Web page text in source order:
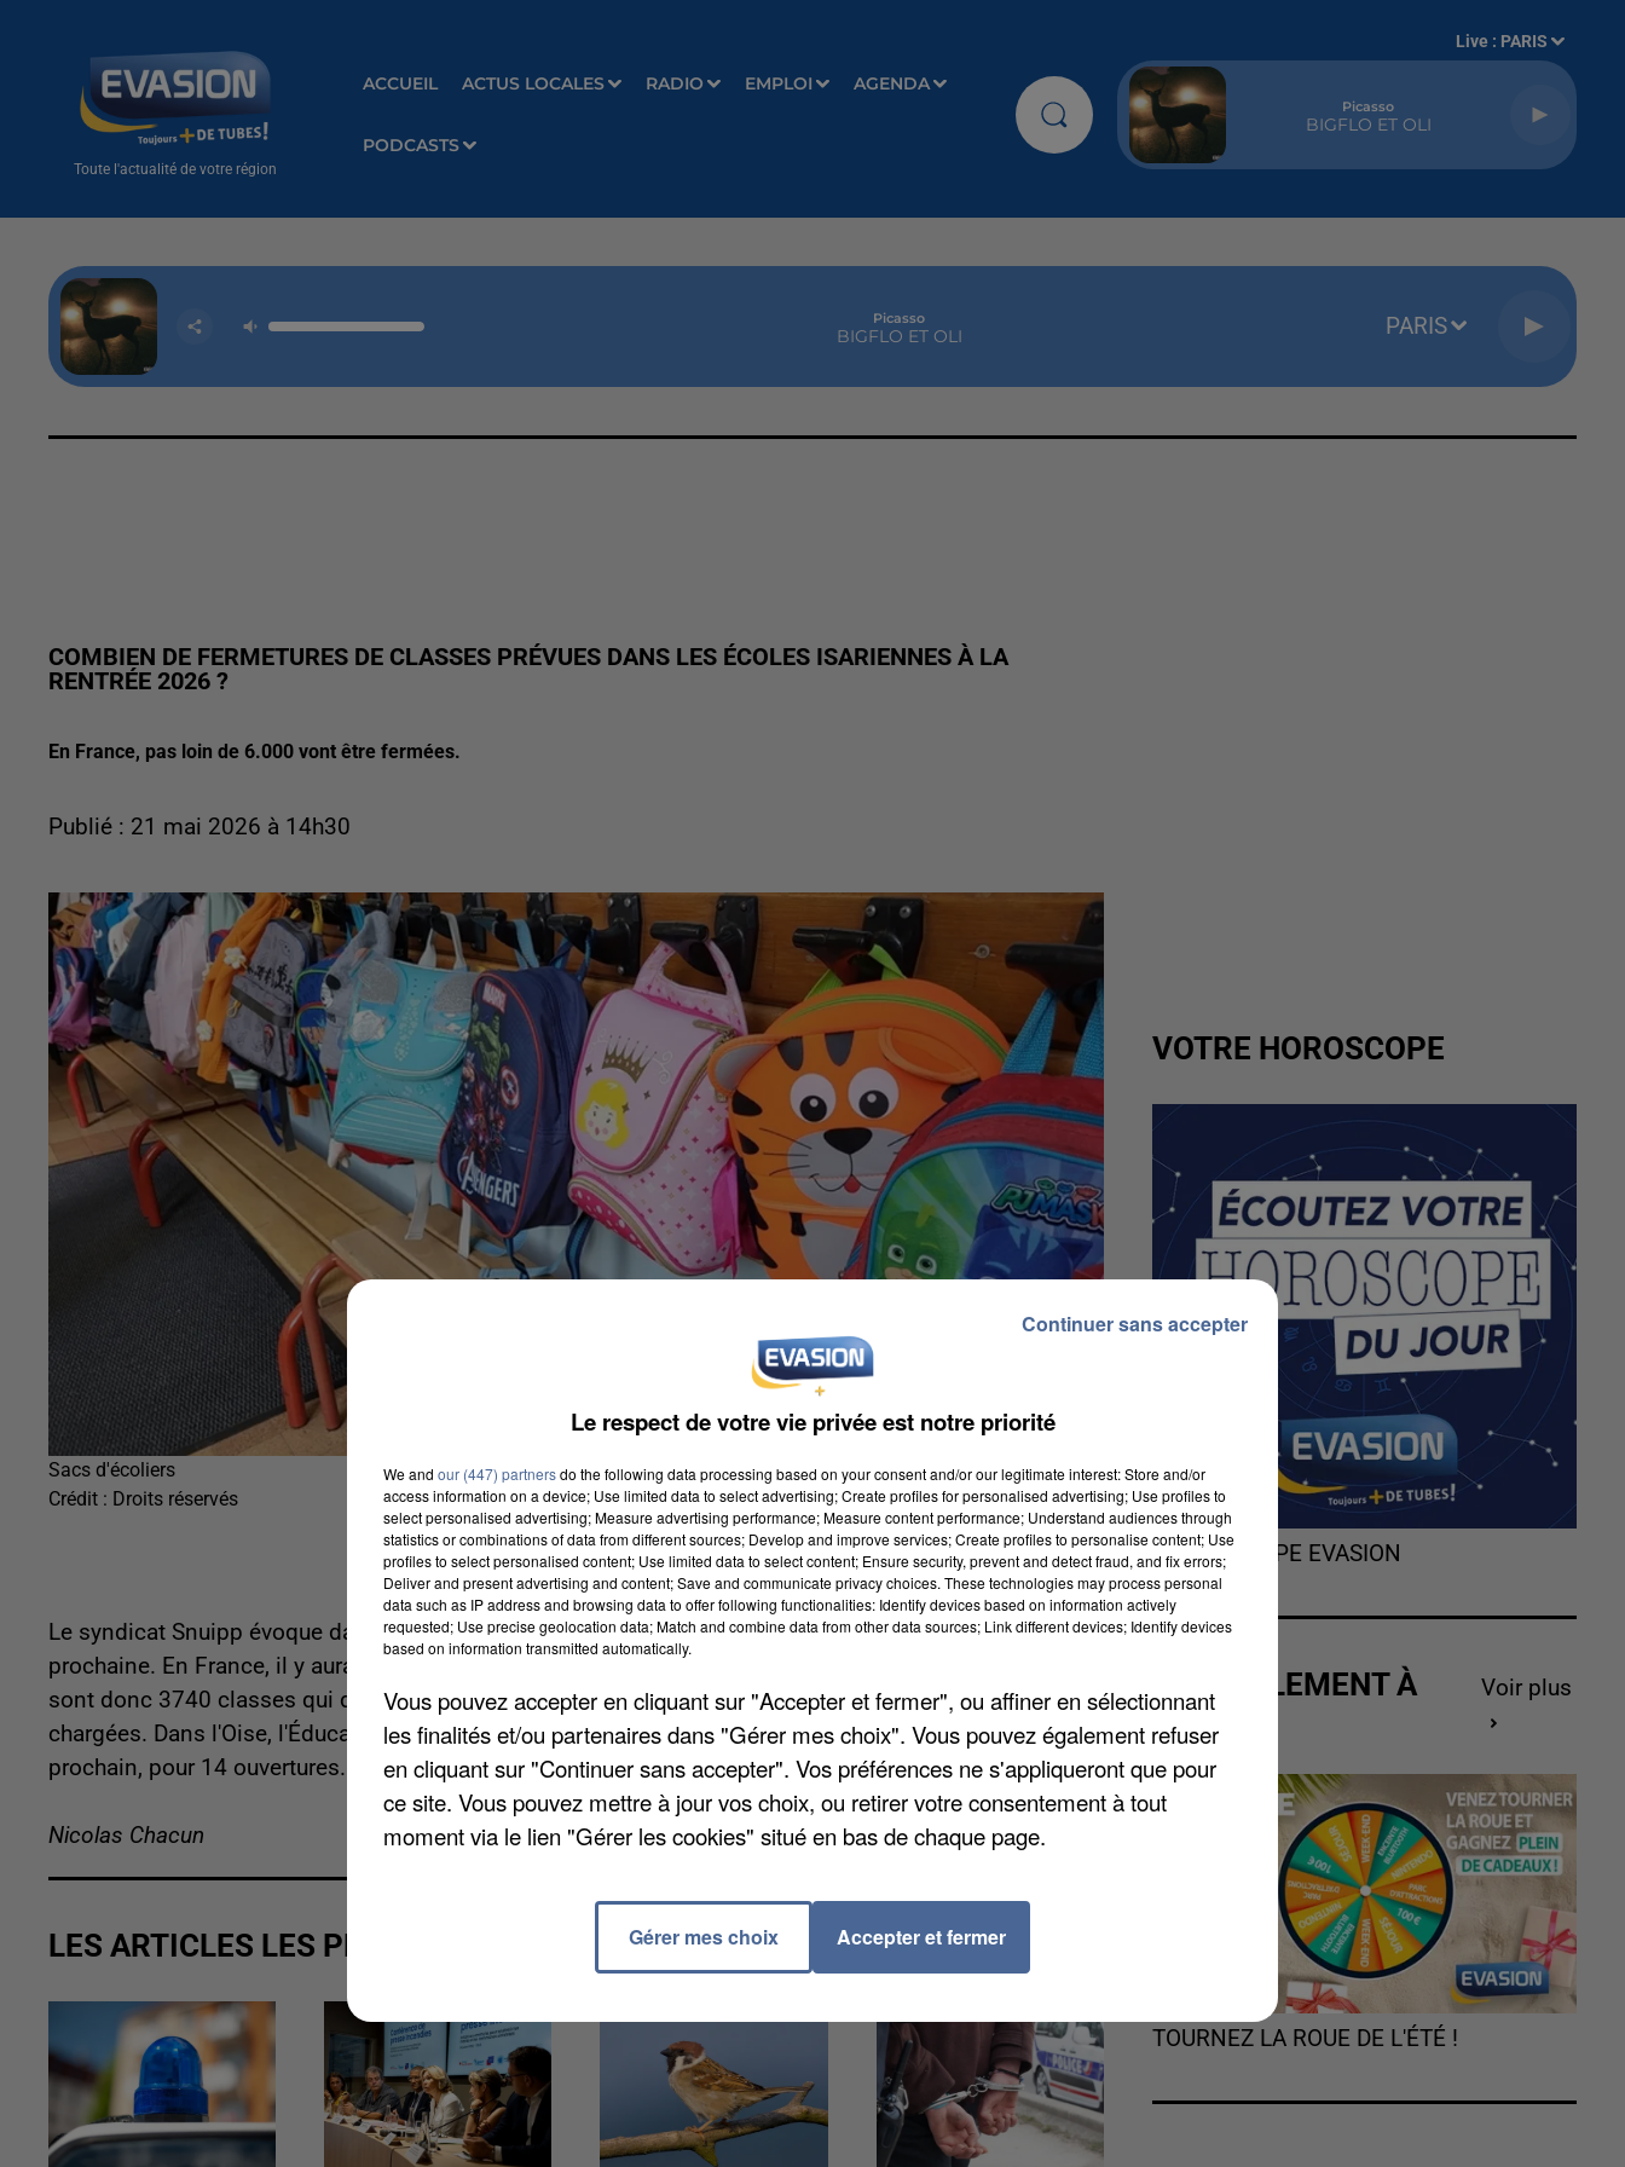
Toute l'actualité de votre région
ACCUEIL ACTUS LOCALES RADIO EMPLOI AGENDA
PODCASTS
Live : PARIS
Picasso
BIGFLO ET OLI
Picasso
BIGFLO ET OLI PARIS
COMBIEN DE FERMETURES DE CLASSES PRÉVUES DANS LES ÉCOLES ISARIENNES À LA
RENTRÉE 2026 ?
En France, pas loin de 6.000 vont être fermées.
Publié : 21 mai 2026 à 14h30
Sacs d'écoliers
Crédit : Droits réservés
Le syndicat Snuipp évoque dans un communiqué une « cure d'austérité historique » à la rentrée
prochaine. En France, il y aura plus de 5.900 fermetures de classes pour quelque 2.170 ouvertures. Ce
sont donc 3740 classes qui disparaîtront. Avec pour conséquence des classes restantes plus
chargées. Dans l'Oise, l'Éducation nationale prévoirait 73 fermetures de classes en septembre
prochain, pour 14 ouvertures. Soit 59 suppressions.
Nicolas Chacun
LES ARTICLES LES PLUS VUS
VOTRE HOROSCOPE
L'HOROSCOPE EVASION
ACTUELLEMENT À
GAGNER
Voir plus
TOURNEZ LA ROUE DE L'ÉTÉ !
Le respect de votre vie privée est notre priorité
We and our (447) partnersdo the following data processing based on your consent and/or our legitimate interest: Store and/or
access information on a device; Use limited data to select advertising; Create profiles for personalised advertising; Use profiles to
select personalised advertising; Measure advertising performance; Measure content performance; Understand audiences through
statistics or combinations of data from different sources; Develop and improve services; Create profiles to personalise content; Use
profiles to select personalised content; Use limited data to select content; Ensure security, prevent and detect fraud, and fix errors;
Deliver and present advertising and content; Save and communicate privacy choices. These technologies may process personal
data such as IP address and browsing data to offer following functionalities: Identify devices based on information actively
requested; Use precise geolocation data; Match and combine data from other data sources; Link different devices; Identify devices
based on information transmitted automatically.
Vous pouvez accepter en cliquant sur "Accepter et fermer", ou affiner en sélectionnant
les finalités et/ou partenaires dans "Gérer mes choix". Vous pouvez également refuser
en cliquant sur "Continuer sans accepter". Vos préférences ne s'appliqueront que pour
ce site. Vous pouvez mettre à jour vos choix, ou retirer votre consentement à tout
moment via le lien "Gérer les cookies" situé en bas de chaque page.
Gérer mes choix Accepter et fermer
Continuer sans accepter